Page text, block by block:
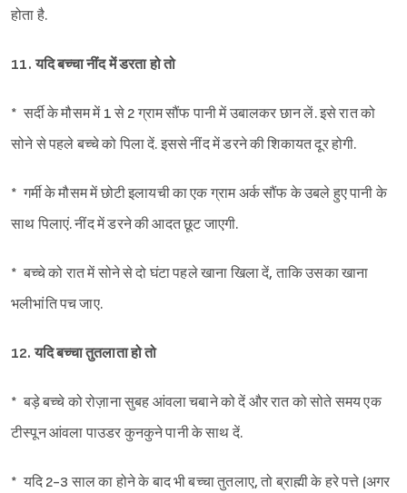
होता है.
11. यदि बच्चा नींद में डरता हो तो
* सर्दी के मौसम में 1 से 2 ग्राम सौंफ पानी में उबालकर छान लें. इसे रात को
सोने से पहले बच्चे को पिला दें. इससे नींद में डरने की शिकायत दूर होगी.
* गर्मी के मौसम में छोटी इलायची का एक ग्राम अर्क सौंफ के उबले हुए पानी के
साथ पिलाएं. नींद में डरने की आदत छूट जाएगी.
* बच्चे को रात में सोने से दो घंटा पहले खाना खिला दें, ताकि उसका खाना
भलीभांति पच जाए.
12. यदि बच्चा तुतलाता हो तो
* बड़े बच्चे को रोज़ाना सुबह आंवला चबाने को दें और रात को सोते समय एक
टीस्पून आंवला पाउडर कुनकुने पानी के साथ दें.
* यदि 2-3 साल का होने के बाद भी बच्चा तुतलाए, तो ब्राह्मी के हरे पत्ते (अगर